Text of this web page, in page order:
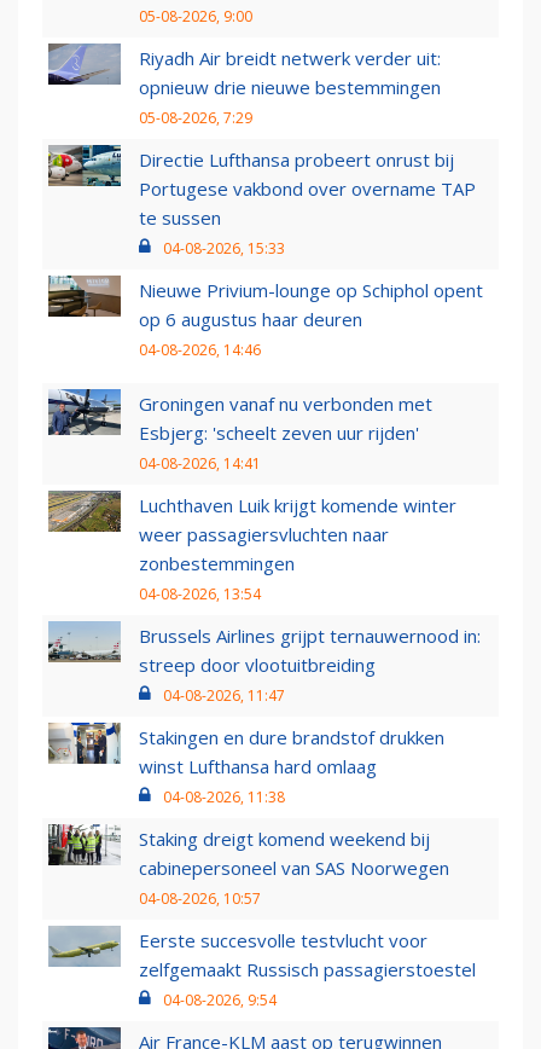
05-08-2026, 9:00
Riyadh Air breidt netwerk verder uit:
opnieuw drie nieuwe bestemmingen
05-08-2026, 7:29
Directie Lufthansa probeert onrust bij
Portugese vakbond over overname TAP
te sussen
04-08-2026, 15:33
Nieuwe Privium-lounge op Schiphol opent
op 6 augustus haar deuren
04-08-2026, 14:46
Groningen vanaf nu verbonden met
Esbjerg: 'scheelt zeven uur rijden'
04-08-2026, 14:41
Luchthaven Luik krijgt komende winter
weer passagiersvluchten naar
zonbestemmingen
04-08-2026, 13:54
Brussels Airlines grijpt ternauwernood in:
streep door vlootuitbreiding
04-08-2026, 11:47
Stakingen en dure brandstof drukken
winst Lufthansa hard omlaag
04-08-2026, 11:38
Staking dreigt komend weekend bij
cabinepersoneel van SAS Noorwegen
04-08-2026, 10:57
Eerste succesvolle testvlucht voor
zelfgemaakt Russisch passagierstoestel
04-08-2026, 9:54
Air France-KLM aast op terugwinnen